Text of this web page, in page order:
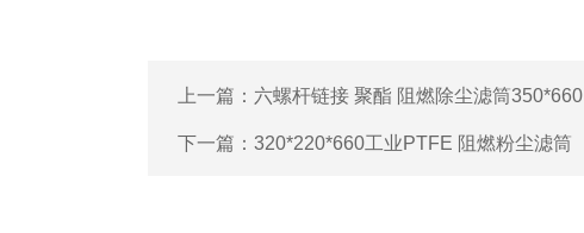
上一篇： 六螺杆链接 聚酯 阻燃除尘滤筒350*660
下一篇： 320*220*660工业PTFE 阻燃粉尘滤筒